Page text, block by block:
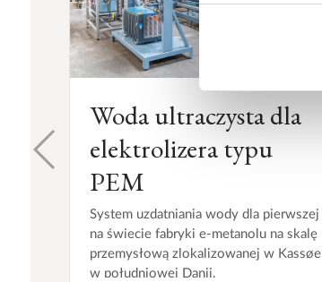
Woda ultraczysta dla
elektrolizera typu
PEM
System uzdatniania wody dla pierwszej
na świecie fabryki e-metanolu na skalę
przemysłową zlokalizowanej w Kassøe
w południowej Danii.